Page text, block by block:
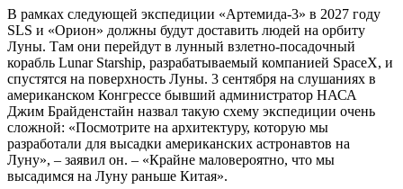
В рамках следующей экспедиции «Артемида-3» в 2027 году
SLS и «Орион» должны будут доставить людей на орбиту
Луны. Там они перейдут в лунный взлетно-посадочный
корабль Lunar Starship, разрабатываемый компанией SpaceX, и
спустятся на поверхность Луны. 3 сентября на слушаниях в
американском Конгрессе бывший администратор НАСА
Джим Брайденстайн назвал такую схему экспедиции очень
сложной: «Посмотрите на архитектуру, которую мы
разработали для высадки американских астронавтов на
Луну», – заявил он. – «Крайне маловероятно, что мы
высадимся на Луну раньше Китая».